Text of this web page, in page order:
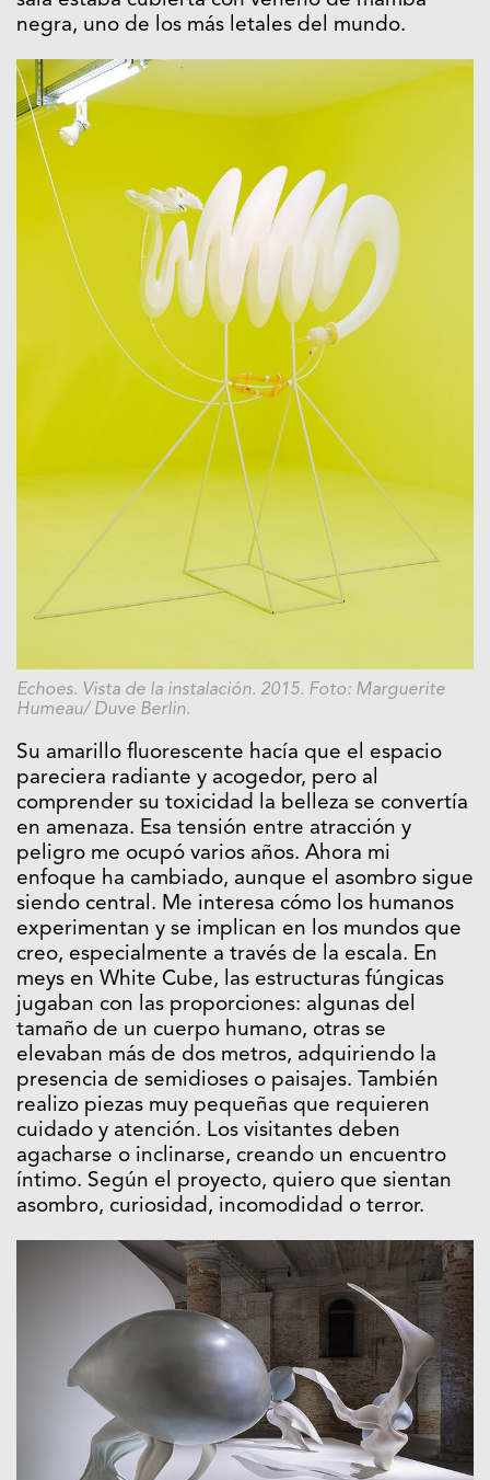
negra, uno de los más letales del mundo.
Echoes. Vista de la instalación. 2015. Foto: Marguerite
Humeau/ Duve Berlin.
Su amarillo fluorescente hacía que el espacio
pareciera radiante y acogedor, pero al
comprender su toxicidad la belleza se convertía
en amenaza. Esa tensión entre atracción y
peligro me ocupó varios años. Ahora mi
enfoque ha cambiado, aunque el asombro sigue
siendo central. Me interesa cómo los humanos
experimentan y se implican en los mundos que
creo, especialmente a través de la escala. En
meys en White Cube, las estructuras fúngicas
jugaban con las proporciones: algunas del
tamaño de un cuerpo humano, otras se
elevaban más de dos metros, adquiriendo la
presencia de semidioses o paisajes. También
realizo piezas muy pequeñas que requieren
cuidado y atención. Los visitantes deben
agacharse o inclinarse, creando un encuentro
íntimo. Según el proyecto, quiero que sientan
asombro, curiosidad, incomodidad o terror.